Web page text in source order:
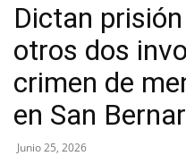
Dictan
otros dos
crimen de
en San
Junio 25, 2026